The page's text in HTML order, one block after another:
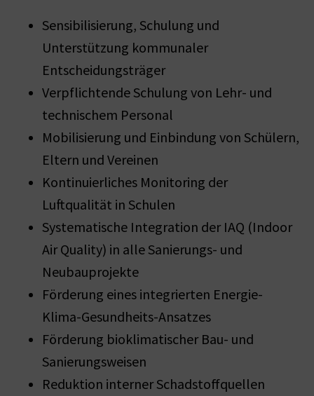
Sensibilisierung, Schulung und
Unterstützung kommunaler
Entscheidungsträger
Verpflichtende Schulung von Lehr- und
technischem Personal
Mobilisierung und Einbindung von Schülern,
Eltern und Vereinen
Kontinuierliches Monitoring der
Luftqualität in Schulen
Systematische Integration der IAQ (Indoor
Air Quality) in alle Sanierungs- und
Neubauprojekte
Förderung eines integrierten Energie-
Klima-Gesundheits-Ansatzes
Förderung bioklimatischer Bau- und
Sanierungsweisen
Reduktion interner Schadstoffquellen